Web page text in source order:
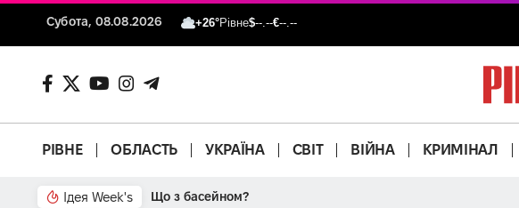
Субота, 08.08.2026 +26°Рівне$--.--€--.--
РІВНЕ ОБЛАСТЬ УКРАЇНА СВІТ ВІЙНА КРИМІНАЛ
Ідея Week's